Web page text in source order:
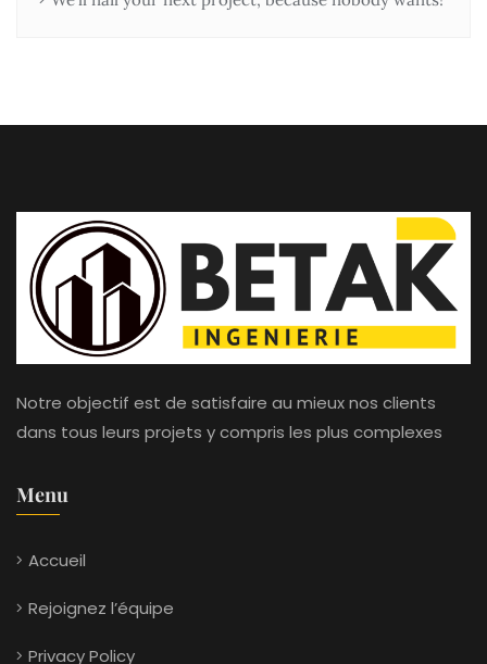
Notre objectif est de satisfaire au mieux nos clients
dans tous leurs projets y compris les plus complexes
Menu
Accueil
Rejoignez l’équipe
Privacy Policy